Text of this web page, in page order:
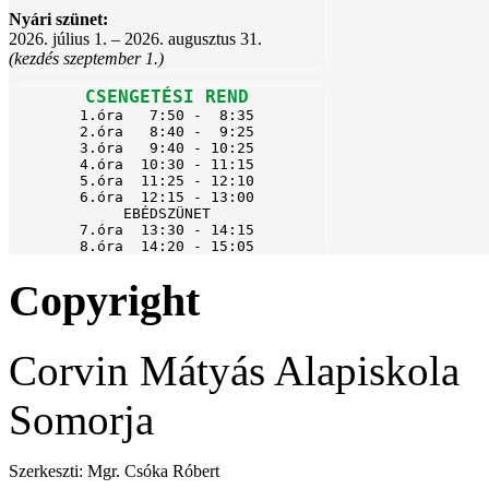
Nyári szünet:
2026. július 1. – 2026. augusztus 31.
(kezdés szeptember 1.)
CSENGETÉSI REND
1.óra   7:50 -  8:35
2.óra   8:40 -  9:25
3.óra   9:40 - 10:25
4.óra  10:30 - 11:15
5.óra  11:25 - 12:10
6.óra  12:15 - 13:00
EBÉDSZÜNET
7.óra  13:30 - 14:15
8.óra  14:20 - 15:05
Copyright
Corvin Mátyás Alapiskola
Somorja
Szerkeszti: Mgr. Csóka Róbert